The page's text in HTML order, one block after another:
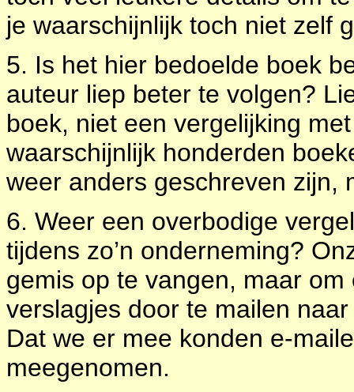
je waarschijnlijk toch niet zelf
5. Is het hier bedoelde boek
auteur liep beter te volgen?
boek, niet een vergelijking
waarschijnlijk honderden
weer anders geschreven zijn,
6. Weer een overbodige
tijdens zo’n onderneming?
gemis op te vangen, maar
verslagjes door te mailen
Dat we er mee konden e-
meegenomen.